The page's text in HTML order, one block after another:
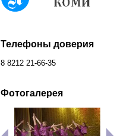
Телефоны доверия
8 8212 21-66-35
Фотогалерея